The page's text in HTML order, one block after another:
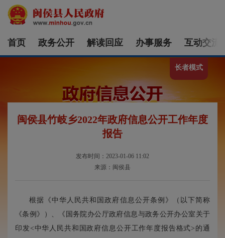
首页 政务公开 解读回应 办事服务 互动交流
长者模式
闽侯县竹岐乡2022年政府信息公开工作年度
报告
发布时间：2023-01-06 11:02
来源：闽侯县
根据《中华人民共和国政府信息公开条例》（以下简称
《条例》）、《国务院办公厅政府信息与政务公开办公室关于
印发<中华人民共和国政府信息公开工作年度报告格式>的通